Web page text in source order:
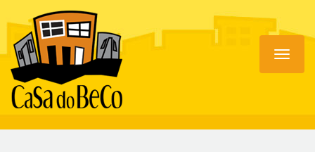
Toggle